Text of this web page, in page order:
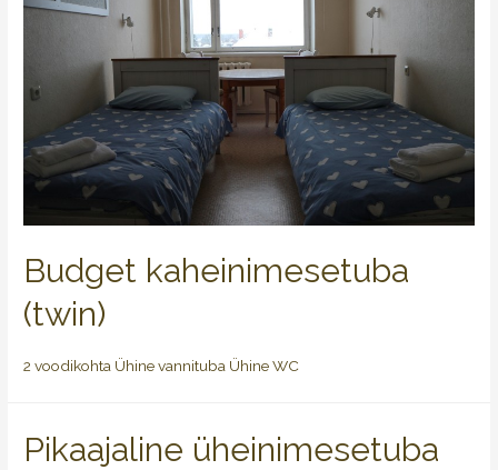
Budget kaheinimesetuba
(twin)
2 voodikohta Ühine vannituba Ühine WC
Pikaajaline üheinimesetuba